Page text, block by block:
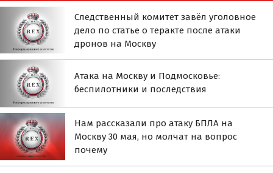
Следственный комитет завёл уголовное
дело по статье о теракте после атаки
дронов на Москву
Атака на Москву и Подмосковье:
беспилотники и последствия
Нам рассказали про атаку БПЛА на
Москву 30 мая, но молчат на вопрос
почему